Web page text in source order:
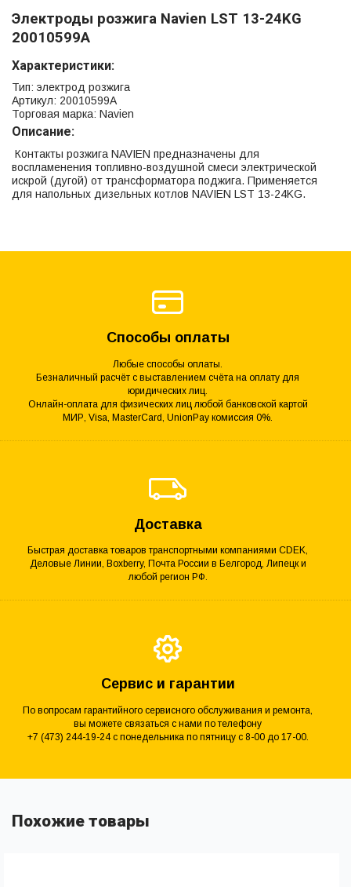
Электроды розжига Navien LST 13-24KG
20010599A
Характеристики:
Тип: электрод розжига
Артикул: 20010599A
Торговая марка: Navien
Описание:
Контакты розжига NAVIEN предназначены для
воспламенения топливно-воздушной смеси электрической
искрой (дугой) от трансформатора поджига. Применяется
для напольных дизельных котлов NAVIEN LST 13-24KG.
Способы оплаты
Любые способы оплаты.
Безналичный расчёт с выставлением счёта на оплату для
юридических лиц.
Онлайн-оплата для физических лиц любой банковской картой
МИР, Visa, MasterCard, UnionPay комиссия 0%.
Доставка
Быстрая доставка товаров транспортными компаниями CDEK,
Деловые Линии, Boxberry, Почта России в Белгород, Липецк и
любой регион РФ.
Сервис и гарантии
По вопросам гарантийного сервисного обслуживания и ремонта,
вы можете связаться с нами по телефону
+7 (473) 244-19-24 с понедельника по пятницу с 8-00 до 17-00.
Похожие товары